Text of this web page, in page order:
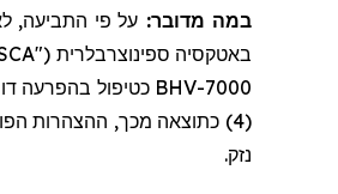
במה מדובר: על פי התביעה,
באטקסיה ספינוצרבלרית ("SCA"), ו/או מספיקות הנתונים
BHV-7000 כטיפול בהפרעה דו קוטבית היו מוגזמים גם הם; (3) לכל האמור לעיל, לאחר שנחשפו, צפויה להיות השפעה שלילית משמעותית על מצבה העסקי והפיננסי של
(4) כתוצאה מכך, ההצהרות
נזק.